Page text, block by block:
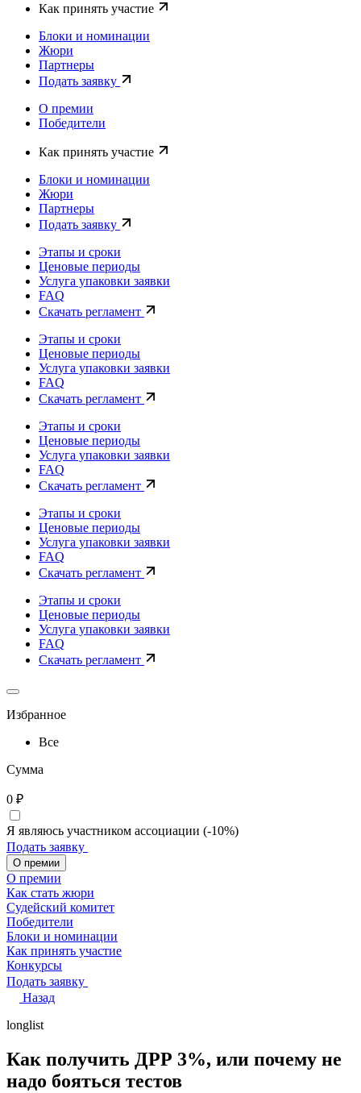
Как принять участие
Блоки и номинации
Жюри
Партнеры
Подать заявку
О премии
Победители
Как принять участие
Блоки и номинации
Жюри
Партнеры
Подать заявку
Этапы и сроки
Ценовые периоды
Услуга упаковки заявки
FAQ
Скачать регламент
Этапы и сроки
Ценовые периоды
Услуга упаковки заявки
FAQ
Скачать регламент
Этапы и сроки
Ценовые периоды
Услуга упаковки заявки
FAQ
Скачать регламент
Этапы и сроки
Ценовые периоды
Услуга упаковки заявки
FAQ
Скачать регламент
Этапы и сроки
Ценовые периоды
Услуга упаковки заявки
FAQ
Скачать регламент
Избранное
Все
Сумма
0 ₽
Я являюсь участником ассоциации (-10%)
Подать заявку
О премии
О премии
Как стать жюри
Судейский комитет
Победители
Блоки и номинации
Как принять участие
Конкурсы
Подать заявку
Назад
longlist
Как получить ДРР 3%, или почему не
надо бояться тестов